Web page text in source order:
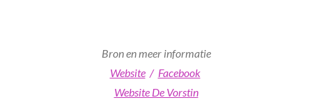
Bron en meer informatie
Website/ Facebook
Website De Vorstin